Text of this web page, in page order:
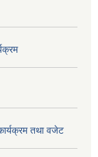
तथा वजेट